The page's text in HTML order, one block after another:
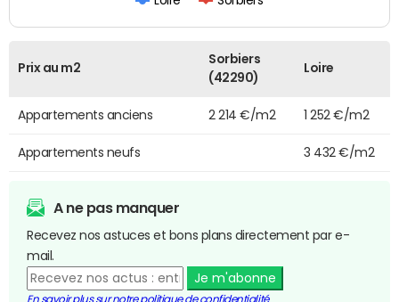
Prix au m2
Sorbiers
(42290)
Loire
Appartements anciens 2 214 €/m2 1 252 €/m2
Appartements neufs 3 432 €/m2
A ne pas manquer
Recevez nos astuces et bons plans directement par e-
mail.
Je m'abonne
En savoir plus sur notre politique de confidentialité